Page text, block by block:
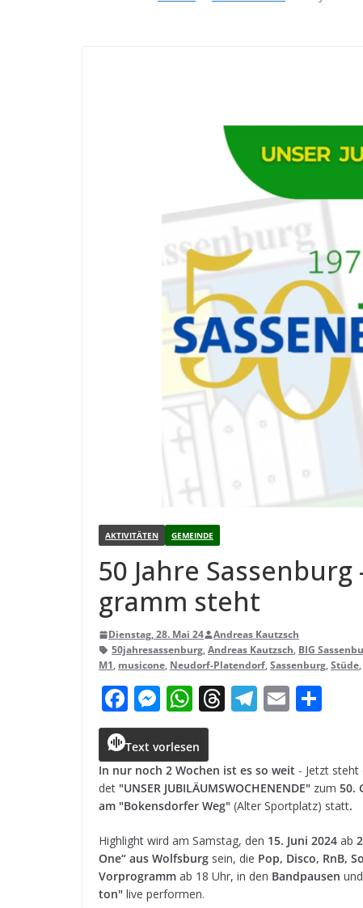
AKTIVITÄTEN GEMEINDE
50 Jahre
gramm steht
Dienstag, 28. Mai 24
Andreas Kautzsch
50jahresassenburg, Andreas Kautzsch, BIG
M1, musicone, Neudorf-Platendorf, Sassenburg, Stüde,
F
a
c
e
b
o
o
k
M
e
ss
e
n
g
e
r
W
h
a
ts
A
p
p
T
e
a
s
T
g
r
a
m
E
l n
Text vorlesen
In nur noch 2 Wochen ist es so weit - Jetzt
det "UNSER JUBILÄUMSWOCHENENDE" zum 50.
am "Bokens­dor­fer Weg" (Alter Sport­platz) statt.
High­light wird am Sams­tag, den 15. Juni 2024 ab
One“ aus Wolfs­burg sein, die Pop, Disco, RnB,
Vor­pro­gramm ab 18 Uhr, in den Band­pau­sen
ton" live performen.